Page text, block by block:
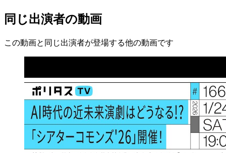
同じ出演者の動画
この動画と同じ出演者が登場する他の動画です